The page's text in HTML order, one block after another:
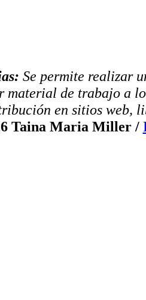
Se permite realizar
de trabajo a
en sitios web,
Taina Maria Miller /